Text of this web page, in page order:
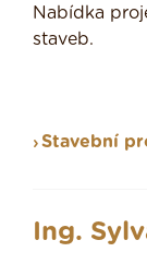
Nabídka
staveb.
Stavební
Ing.